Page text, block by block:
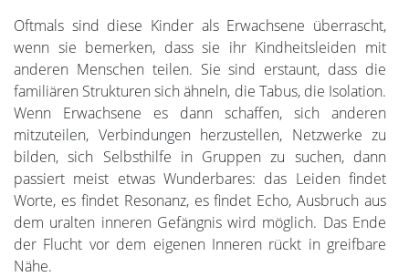
Oftmals sind diese Kinder als Erwachsene überrascht,
wenn sie bemerken, dass sie ihr Kindheitsleiden mit
anderen Menschen teilen. Sie sind erstaunt, dass die
familiären Strukturen sich ähneln, die Tabus, die Isolation.
Wenn Erwachsene es dann schaffen, sich anderen
mitzuteilen, Verbindungen herzustellen, Netzwerke zu
bilden, sich Selbsthilfe in Gruppen zu suchen, dann
passiert meist etwas Wunderbares: das Leiden findet
Worte, es findet Resonanz, es findet Echo, Ausbruch aus
dem uralten inneren Gefängnis wird möglich. Das Ende
der Flucht vor dem eigenen Inneren rückt in greifbare
Nähe.